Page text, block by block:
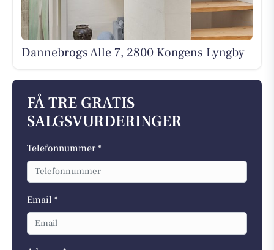
Dannebrogs Alle 7, 2800 Kongens Lyngby
FÅ TRE GRATIS
SALGSVURDERINGER
Telefonnummer *
Email *